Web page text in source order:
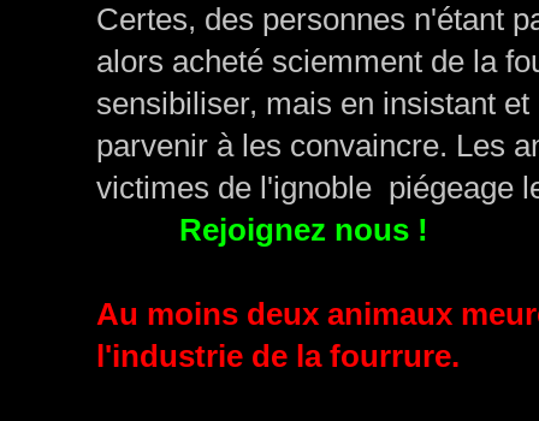
Certes, des personnes n'étant
alors acheté sciemment de la
sensibiliser, mais en insistant
parvenir à les convaincre. Les
victimes de l'ignoble piégeage
Rejoignez nous !
Au moins deux animaux
l'industrie de la fourrure.